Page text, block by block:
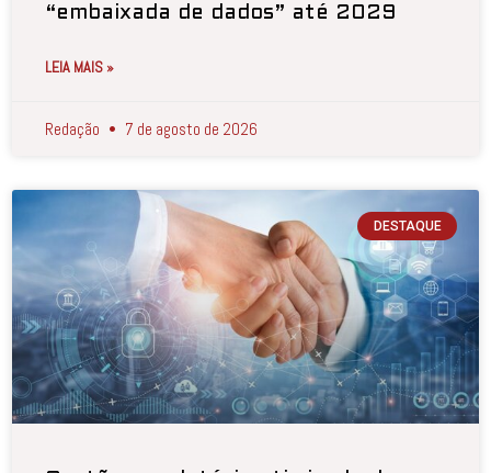
“embaixada de dados” até 2029
LEIA MAIS »
Redação 7 de agosto de 2026
DESTAQUE